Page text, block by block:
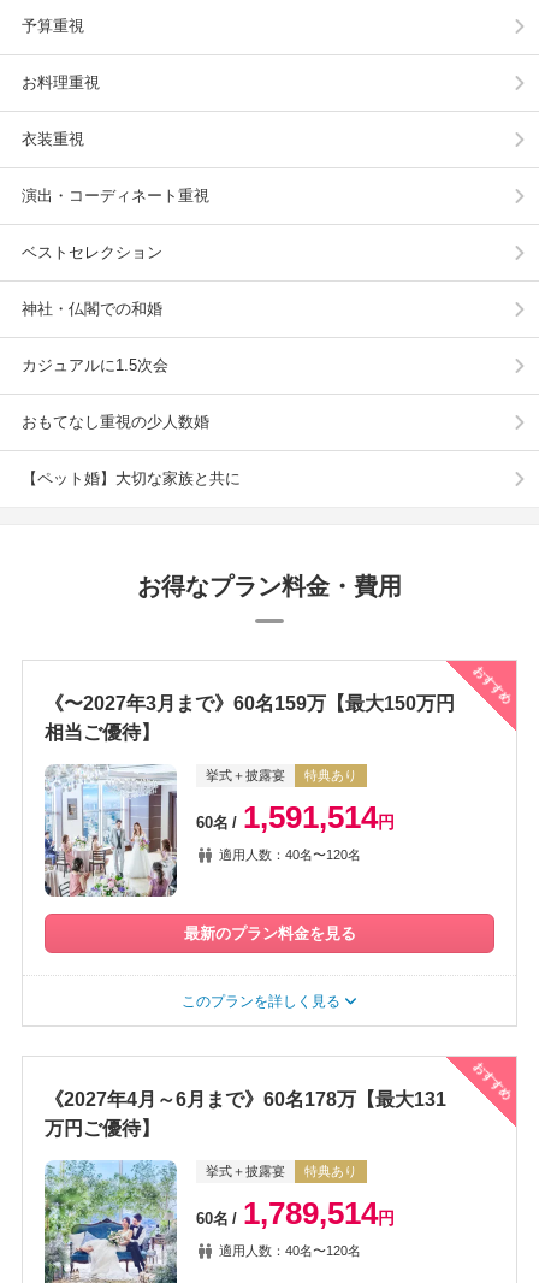
予算重視
お料理重視
衣装重視
演出・コーディネート重視
ベストセレクション
神社・仏閣での和婚
カジュアルに1.5次会
おもてなし重視の少人数婚
【ペット婚】大切な家族と共に
お得なプラン料金・費用
おすすめ
《〜2027年3月まで》60名159万【最大150万円
相当ご優待】
挙式＋披露宴 特典あり
60名 1,591,514円
適用人数：40名〜120名
最新のプラン料金を見る
このプランを詳しく見る
おすすめ
《2027年4月～6月まで》60名178万【最大131
万円ご優待】
挙式＋披露宴 特典あり
60名 1,789,514円
適用人数：40名〜120名